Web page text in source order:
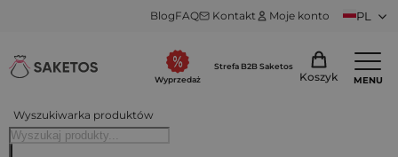
BlogFAQ Kontakt Moje konto PL
Wyszukiwarka produktów
Wyprzedaż
Strefa B2B Saketos
Koszyk MENU